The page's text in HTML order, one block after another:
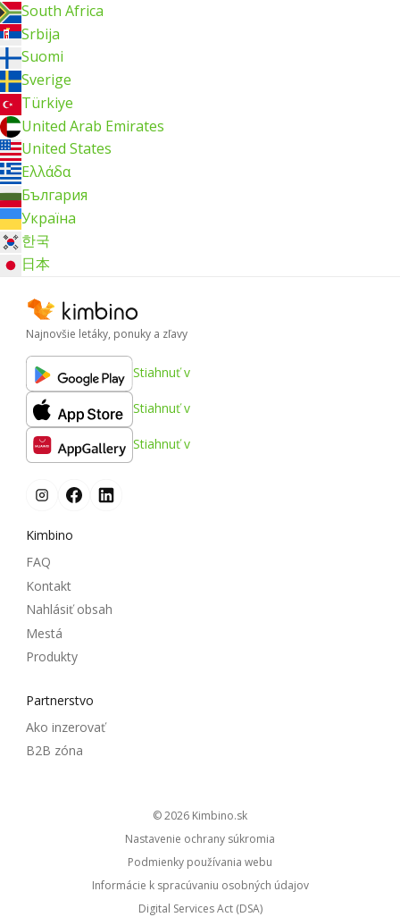
South Africa
Srbija
Suomi
Sverige
Türkiye
United Arab Emirates
United States
Ελλάδα
България
Україна
한국
日本
Najnovšie letáky, ponuky a zľavy
Stiahnuť v
Stiahnuť v
Stiahnuť v
Kimbino
FAQ
Kontakt
Nahlásiť obsah
Mestá
Produkty
Partnerstvo
Ako inzerovať
B2B zóna
© 2026
kimbino.sk
Nastavenie ochrany súkromia
Podmienky používania webu
Informácie k spracúvaniu osobných údajov
Digital Services Act (DSA)